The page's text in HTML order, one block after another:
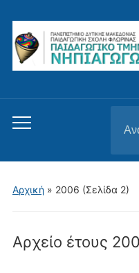
Εναλλαγή
μενού
για
για:
Αρχική» 2006 (Σελίδα 2)
Αρχείο έτους